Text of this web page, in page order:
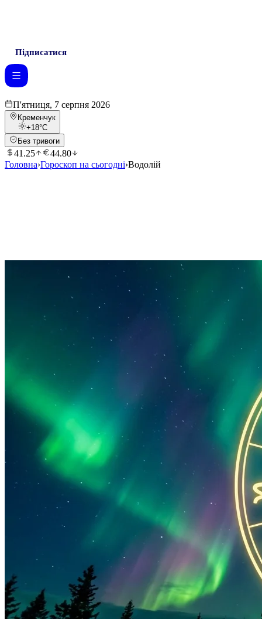
Підписатися
П'ятниця, 7 серпня 2026
Кременчук
+18°C
Без тривоги
41.25
44.80
Головна›Гороскоп на сьогодні›Водолій